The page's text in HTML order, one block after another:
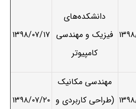
۰۷
دانشکده‌های
فیزیک و مهندسی
کامپیوتر
۱۳۹۸/۰۷/۱۷
۰۸
مهندسی مکانیک
(طراحی کاربردی و ۱۳۹۸/۰۷/۲۰